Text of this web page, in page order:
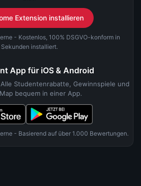
Extension installieren
- Kostenlos, 100% DSGVO-konform in
Sekunden installiert.
App für iOS & Android
Studentenrabatte, Gewinnspiele und
bequem in einer App.
- Basierend auf über 1.000 Bewertungen.